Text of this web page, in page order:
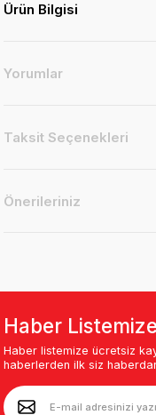
Ürün Bilgisi
Yorumlar
Taksit Seçenekleri
Önerileriniz
Haber
Haber listemize ücretsiz
haberlerden ilk siz